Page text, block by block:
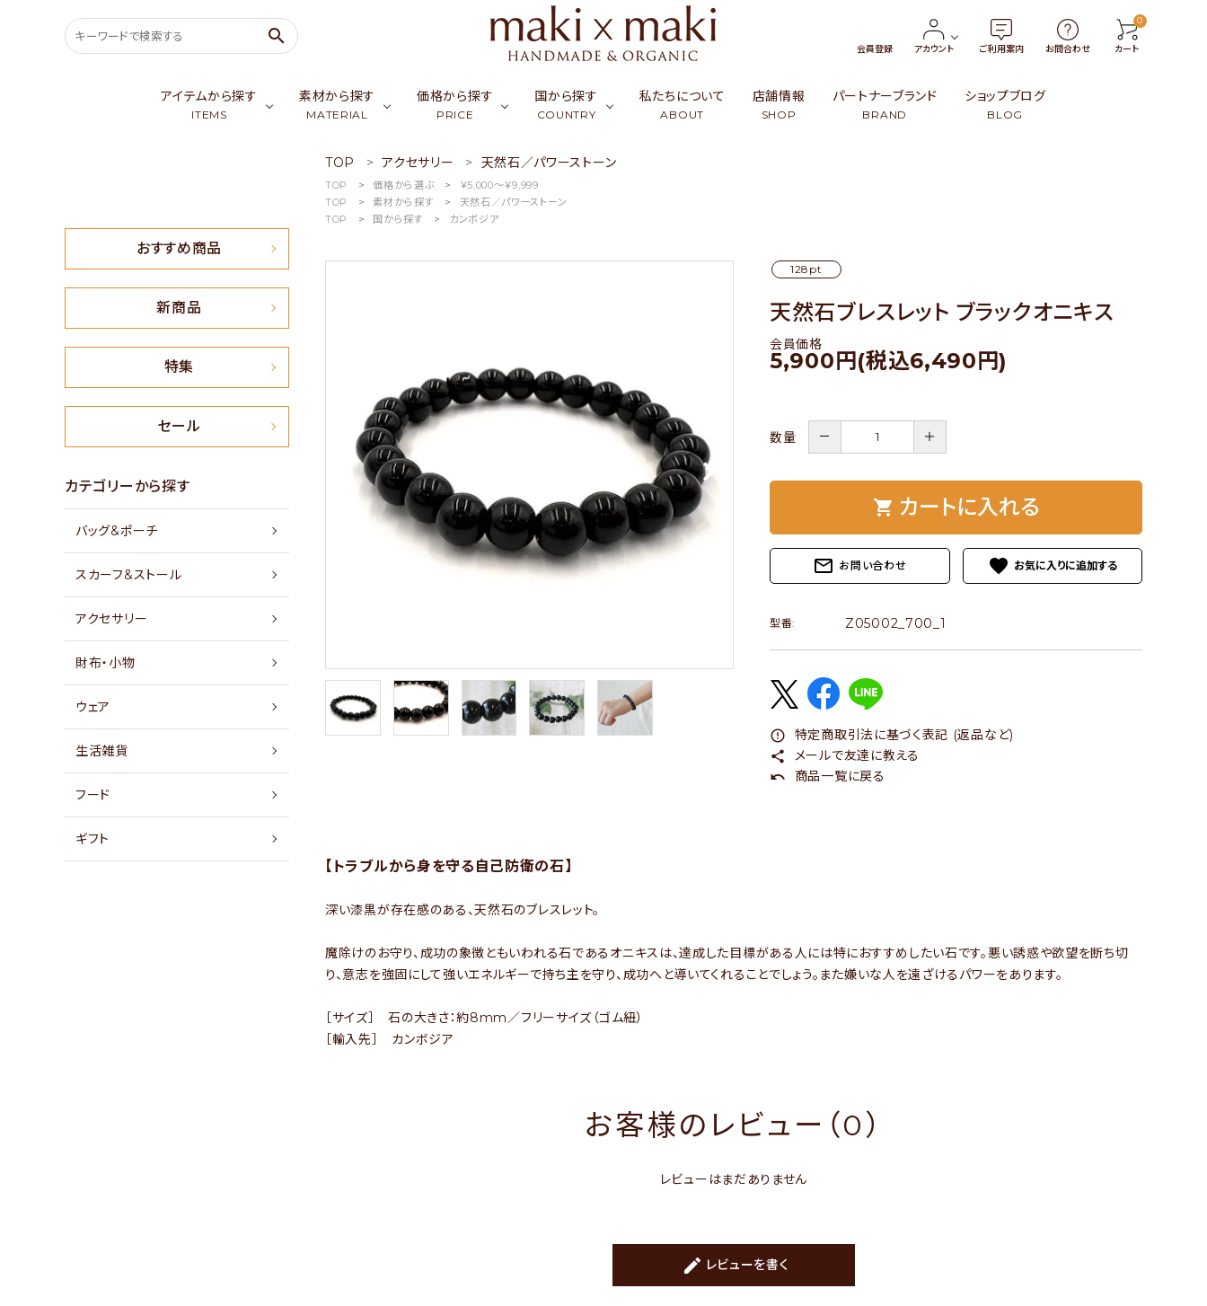
search
会員登録 アカウント ご利用案内 お問合わせ
0
カート
アイテムから探す
ITEMS
スカーフ & ストール
ウェア
素材から探す
MATERIAL
ゴールデンシルク
価格から探す
PRICE
￥0〜￥999
国から探す
COUNTRY
その他
私たちについて
ABOUT
店舗情報
SHOP
パートナーブランド
BRAND
ショップブログ
BLOG
person 新規会員登録
おすすめ商品
新商品
特集
価格から探す
国から探す
私たちについて
おすすめ商品
新商品
特集
セール
カテゴリーから探す
バッグ&ポーチ
スカーフ&ストール
アクセサリー
財布・小物
ウェア
生活雑貨
フード
ギフト
TOP アクセサリー 天然石／パワーストーン
TOP 価格から選ぶ
￥5,000〜￥9,999
TOP
素材から探す
天然石／パワーストーン
TOP
国から探す カンボジア
128pt
天然石ブレスレット ブラックオニキス
会員価格
5,900円(税込6,490円)
数量 － ＋
shopping_cart カートに入れる
mail_outline お問い合わせ favorite
型番: Z05002_700_1
error_outline
特定商取引法に基づく表記 (返品など)
share
メールで友達に教える
undo
商品一覧に戻る
【トラブルから身を守る自己防衛の石】
深い漆黒が存在感のある、天然石のブレスレット。
魔除けのお守り、成功の象徴ともいわれる石であるオニキスは、達成した目標がある人には特におすすめしたい石です。悪い誘惑や欲望を断ち切
り、意志を強固にして強いエネルギーで持ち主を守り、成功へと導いてくれることでしょう。また嫌いな人を遠ざけるパワーをあります。
［サイズ］ 石の大きさ：約8mm／フリーサイズ（ゴム紐）
［輸入先］ カンボジア
お客様のレビュー（0）
レビューはまだありません
create レビューを書く